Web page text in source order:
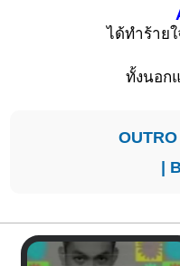
ได้ทำร้ายใ
ทั้งนอก
|